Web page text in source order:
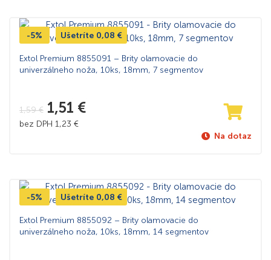
-5% Ušetríte 0,08 €
Extol Premium 8855091 – Brity olamovacie do
univerzálneho noža, 10ks, 18mm, 7 segmentov
1,59€ 1,51 €
bez DPH 1,23 €
Na dotaz
-5% Ušetríte 0,08 €
Extol Premium 8855092 – Brity olamovacie do
univerzálneho noža, 10ks, 18mm, 14 segmentov